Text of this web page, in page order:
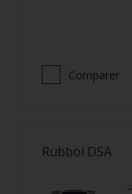
Comparer
Rubbol DSA